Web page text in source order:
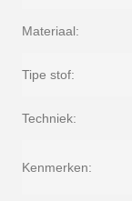
Materiaal:
Tipe stof:
Techniek:
Kenmerken: